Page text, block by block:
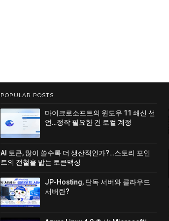
POPULAR POSTS
마이크로소프트의 윈도우 11 쇄신 선
언…정작 필요한 건 로컬 계정
AI 토큰, 많이 쓸수록 더 생산적인가?…스토리 포인
트의 전철을 밟는 토큰맥싱
JP-Hosting, 단독 서버와 클라우드
서버란?